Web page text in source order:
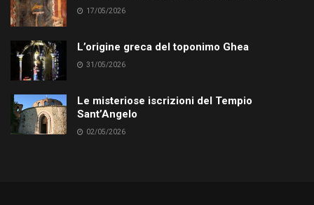
17/05/2026
L’origine greca del toponimo Ghea
31/05/2026
Le misteriose iscrizioni del Tempio
Sant’Angelo
02/05/2026